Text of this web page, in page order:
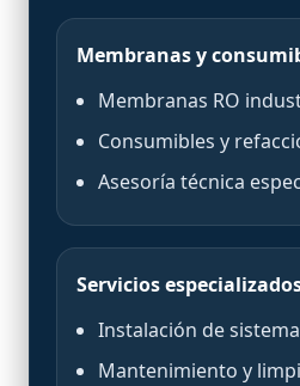
Membranas y
Membranas RO
Consumibles y
Asesoría técnica
Servicios
Instalación de
Mantenimiento y